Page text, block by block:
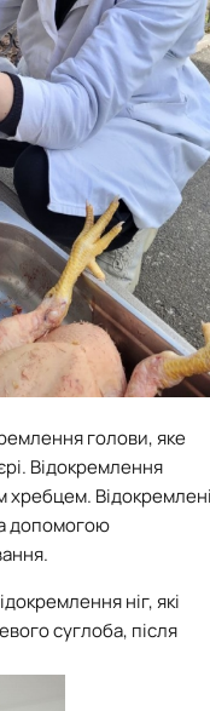
голови, яке
Відокремлення
хребцем.
допомогою
ніг, які
суглоба, після